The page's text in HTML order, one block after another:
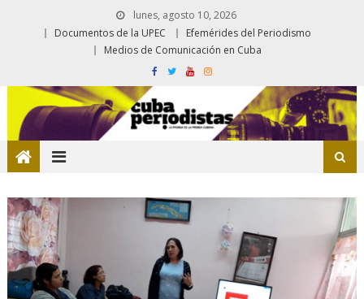
lunes, agosto 10, 2026
Documentos de la UPEC
Efemérides del Periodismo
Medios de Comunicación en Cuba